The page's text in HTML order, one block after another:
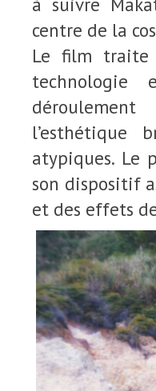
centre de la
Le film
technologie
l’esthétique
atypiques. Le
son dispositif
et des effets